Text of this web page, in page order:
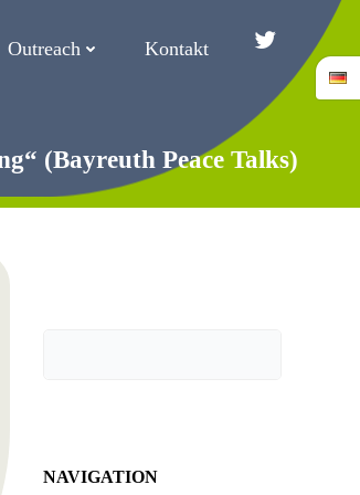
Outreach Kontakt Twitter/
(Bayreuth Peace Talks)
NAVIGATION